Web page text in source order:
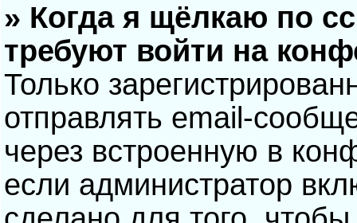
» Когда я щёлкаю по
требуют войти на
Только
отправлять email-
через встроенную в
если администратор